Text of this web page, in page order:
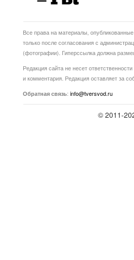
Все права на материалы,
только после согласования с
(фотографии). Гиперссылка должна
Редакция сайта не несет
и комментария. Редакция оставляет за
Обратная связь: info@tversvod.ru
© 2011-